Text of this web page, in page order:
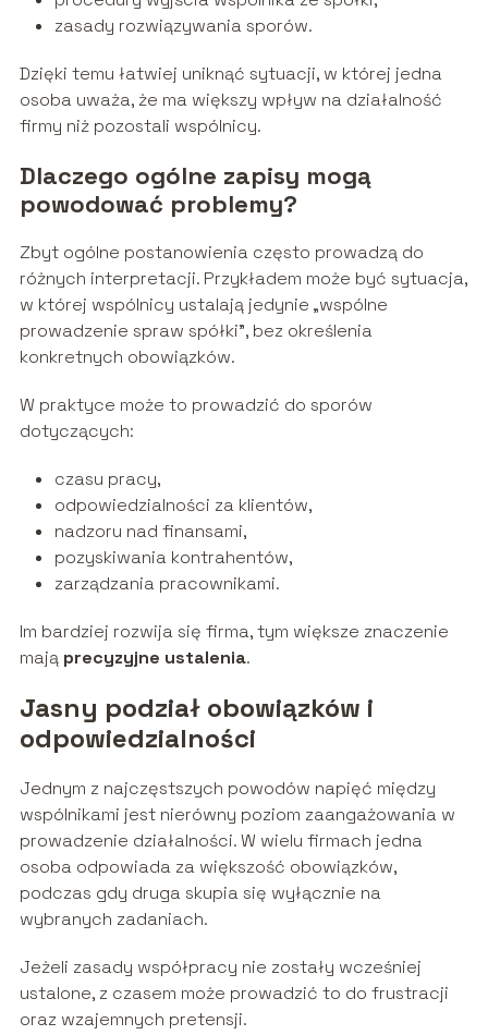
zasady rozwiązywania sporów.
Dzięki temu łatwiej uniknąć sytuacji, w której jedna
osoba uważa, że ma większy wpływ na działalność
firmy niż pozostali wspólnicy.
Dlaczego ogólne zapisy mogą
powodować problemy?
Zbyt ogólne postanowienia często prowadzą do
różnych interpretacji. Przykładem może być sytuacja,
w której wspólnicy ustalają jedynie „wspólne
prowadzenie spraw spółki”, bez określenia
konkretnych obowiązków.
W praktyce może to prowadzić do sporów
dotyczących:
czasu pracy,
odpowiedzialności za klientów,
nadzoru nad finansami,
pozyskiwania kontrahentów,
zarządzania pracownikami.
Im bardziej rozwija się firma, tym większe znaczenie
mają precyzyjne ustalenia.
Jasny podział obowiązków i
odpowiedzialności
Jednym z najczęstszych powodów napięć między
wspólnikami jest nierówny poziom zaangażowania w
prowadzenie działalności. W wielu firmach jedna
osoba odpowiada za większość obowiązków,
podczas gdy druga skupia się wyłącznie na
wybranych zadaniach.
Jeżeli zasady współpracy nie zostały wcześniej
ustalone, z czasem może prowadzić to do frustracji
oraz wzajemnych pretensji.